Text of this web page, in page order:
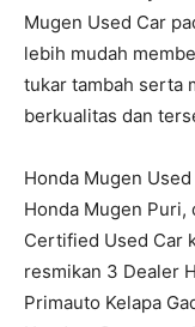
Mugen Used Car
lebih mudah
tukar tambah serta
berkualitas dan
Honda Mugen
Honda Mugen
Certified Used Car
resmikan 3 Dealer
Primauto Kelapa